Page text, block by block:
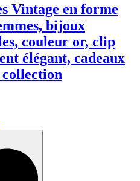
Vintage en forme
bijoux
couleur or, clip
élégant, cadeaux
collection
plusieurs
variations.